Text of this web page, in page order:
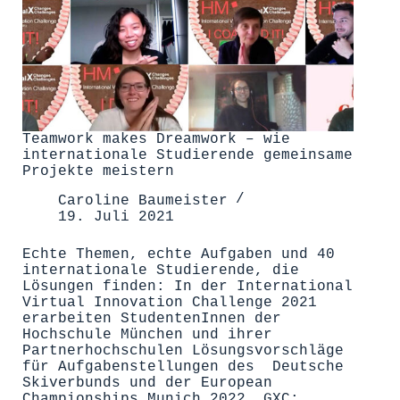
Teamwork makes Dreamwork – wie
internationale Studierende gemeinsame
Projekte meistern
Caroline Baumeister
19. Juli 2021
Echte Themen, echte Aufgaben und 40
internationale Studierende, die
Lösungen finden: In der International
Virtual Innovation Challenge 2021
erarbeiten StudentenInnen der
Hochschule München und ihrer
Partnerhochschulen Lösungsvorschläge
für Aufgabenstellungen des Deutsche
Skiverbunds und der European